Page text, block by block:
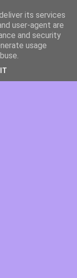
its services
user-agent are
and security
usage